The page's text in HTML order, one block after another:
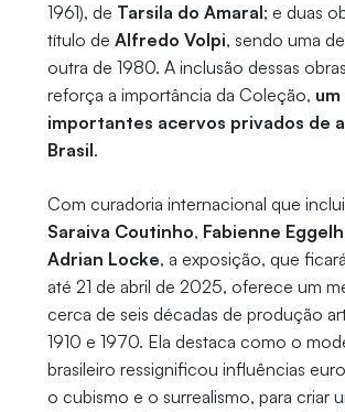
1961), de Tarsila do Amaral; e duas
título de Alfredo Volpi, sendo uma
outra de 1980. A inclusão dessas
reforça a importância da Coleção,
importantes acervos privados de
Brasil.
Com curadoria internacional que inclui
Saraiva Coutinho, Fabienne
Adrian Locke, a exposição, que
até 21 de abril de 2025, oferece um
cerca de seis décadas de produção
1910 e 1970. Ela destaca como o
brasileiro ressignificou influências
o cubismo e o surrealismo, para criar